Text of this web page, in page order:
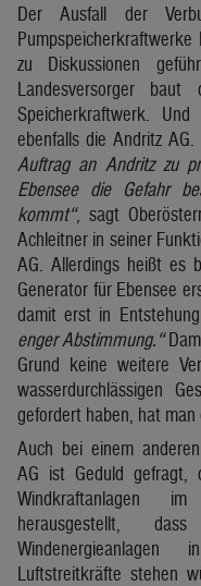
Der Ausfall der
zu Diskussionen
Landesversorger
Speicherkraftwerk.
ebenfalls die Andritz AG.
Auftrag an Andritz zu
Ebensee die Gefahr
kommt“, sagt
Achleitner in seiner
AG. Allerdings heißt es
Generator für Ebensee
damit erst in Entstehung
enger Abstimmung.“
Grund keine weitere
wasserdurchlässigen
gefordert haben, hat man
Auch bei einem
AG ist Geduld gefragt,
Windkraftanlagen
herausgestellt,
Luftstreitkräfte stehen